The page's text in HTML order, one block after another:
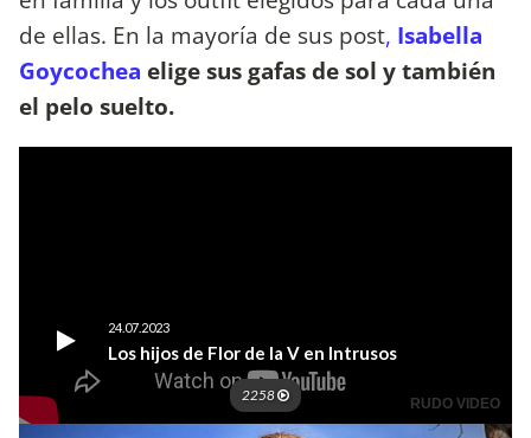
de ellas. En la mayoría de sus post, Isabella
Goycochea elige sus gafas de sol y también
el pelo suelto.